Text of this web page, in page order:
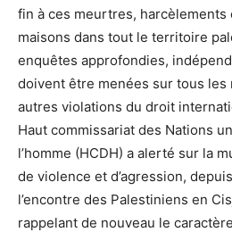
fin à ces meurtres, harcèlements
maisons dans tout le territoire
enquêtes approfondies,
doivent être menées sur tous
autres violations du droit
Haut commissariat des Nations
l’homme (HCDH) a alerté sur la
de violence et d’agression,
l’encontre des Palestiniens en
rappelant de nouveau le